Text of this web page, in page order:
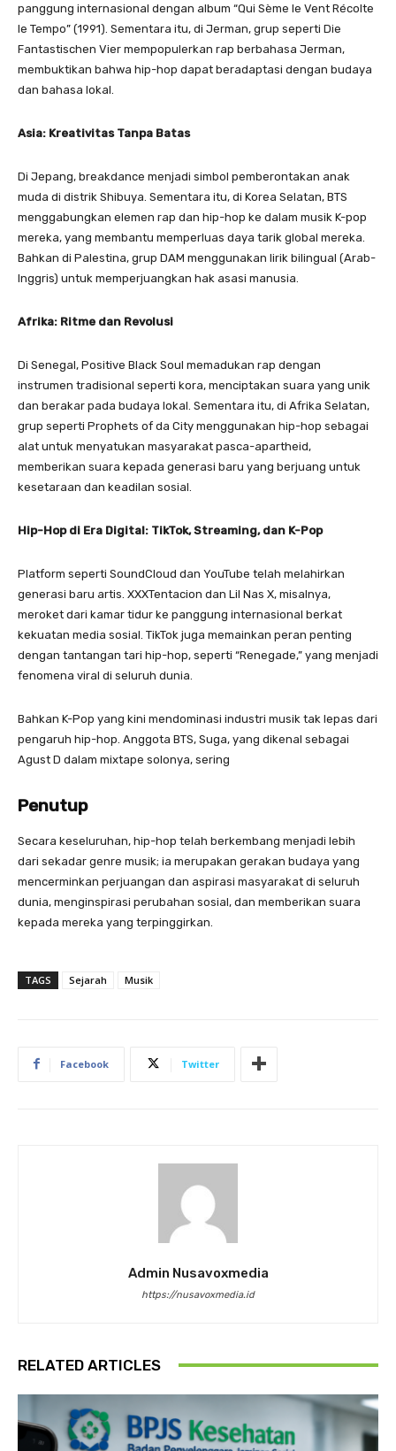
panggung internasional dengan album “Qui Sème le Vent Récolte
le Tempo” (1991). Sementara itu, di Jerman, grup seperti Die
Fantastischen Vier mempopulerkan rap berbahasa Jerman,
membuktikan bahwa hip-hop dapat beradaptasi dengan budaya
dan bahasa lokal.
Asia: Kreativitas Tanpa Batas
Di Jepang, breakdance menjadi simbol pemberontakan anak
muda di distrik Shibuya. Sementara itu, di Korea Selatan, BTS
menggabungkan elemen rap dan hip-hop ke dalam musik K-pop
mereka, yang membantu memperluas daya tarik global mereka.
Bahkan di Palestina, grup DAM menggunakan lirik bilingual (Arab-
Inggris) untuk memperjuangkan hak asasi manusia.
Afrika: Ritme dan Revolusi
Di Senegal, Positive Black Soul memadukan rap dengan
instrumen tradisional seperti kora, menciptakan suara yang unik
dan berakar pada budaya lokal. Sementara itu, di Afrika Selatan,
grup seperti Prophets of da City menggunakan hip-hop sebagai
alat untuk menyatukan masyarakat pasca-apartheid,
memberikan suara kepada generasi baru yang berjuang untuk
kesetaraan dan keadilan sosial.
Hip-Hop di Era Digital: TikTok, Streaming, dan K-Pop
Platform seperti SoundCloud dan YouTube telah melahirkan
generasi baru artis. XXXTentacion dan Lil Nas X, misalnya,
meroket dari kamar tidur ke panggung internasional berkat
kekuatan media sosial. TikTok juga memainkan peran penting
dengan tantangan tari hip-hop, seperti “Renegade,” yang menjadi
fenomena viral di seluruh dunia.
Bahkan K-Pop yang kini mendominasi industri musik tak lepas dari
pengaruh hip-hop. Anggota BTS, Suga, yang dikenal sebagai
Agust D dalam mixtape solonya, sering
Penutup
Secara keseluruhan, hip-hop telah berkembang menjadi lebih
dari sekadar genre musik; ia merupakan gerakan budaya yang
mencerminkan perjuangan dan aspirasi masyarakat di seluruh
dunia, menginspirasi perubahan sosial, dan memberikan suara
kepada mereka yang terpinggirkan.
TAGS Sejarah Musik
Facebook Twitter
Admin Nusavoxmedia
https://nusavoxmedia.id
RELATED ARTICLES